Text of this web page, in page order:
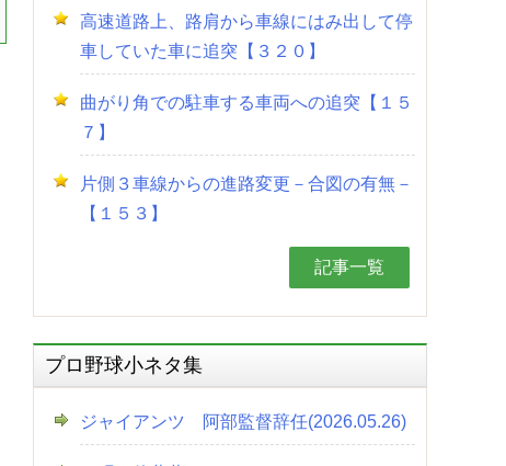
高速道路上、路肩から車線にはみ出して停
車していた車に追突【３２０】
曲がり角での駐車する車両への追突【１５
７】
片側３車線からの進路変更－合図の有無－
【１５３】
記事一覧
プロ野球小ネタ集
ジャイアンツ 阿部監督辞任(2026.05.26)